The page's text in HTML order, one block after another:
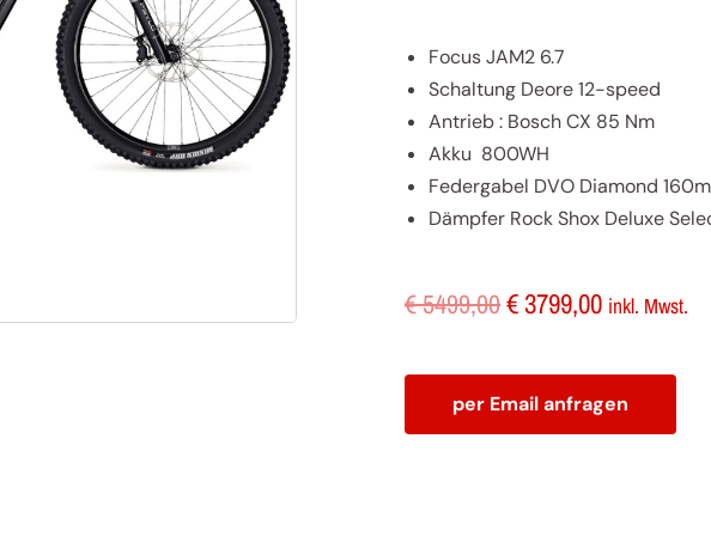
Focus JAM2 6.7
Schaltung Deore 12-speed
Antrieb : Bosch CX 85 Nm
Akku 800WH
Federgabel DVO Diamond
Dämpfer Rock Shox Deluxe
€5499,00Ursprünglicher
war:
€ 5499,00
€3799,00Aktueller
ist:
€ 3799,00.
inkl. Mwst.
per Email anfragen